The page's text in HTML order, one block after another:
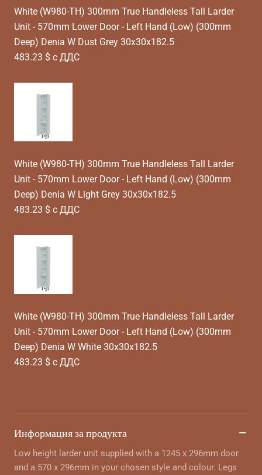
White (W980-TH) 300mm True Handleless Tall Larder
Unit - 570mm Lower Door - Left Hand (Low) (300mm
Deep) Denia W Dust Grey 30x30x182.5
483.23 $ с ДДС
White (W980-TH) 300mm True Handleless Tall Larder
Unit - 570mm Lower Door - Left Hand (Low) (300mm
Deep) Denia W Light Grey 30x30x182.5
483.23 $ с ДДС
White (W980-TH) 300mm True Handleless Tall Larder
Unit - 570mm Lower Door - Left Hand (Low) (300mm
Deep) Denia W White 30x30x182.5
483.23 $ с ДДС
Информация за продукта
Low height larder unit supplied with a 1245 x 296mm door
and a 570 x 296mm in your chosen style and colour. Legs